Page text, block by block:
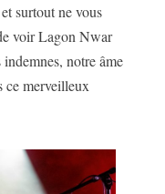
surtout ne vous
voir Lagon Nwar
indemnes, notre âme
ce merveilleux